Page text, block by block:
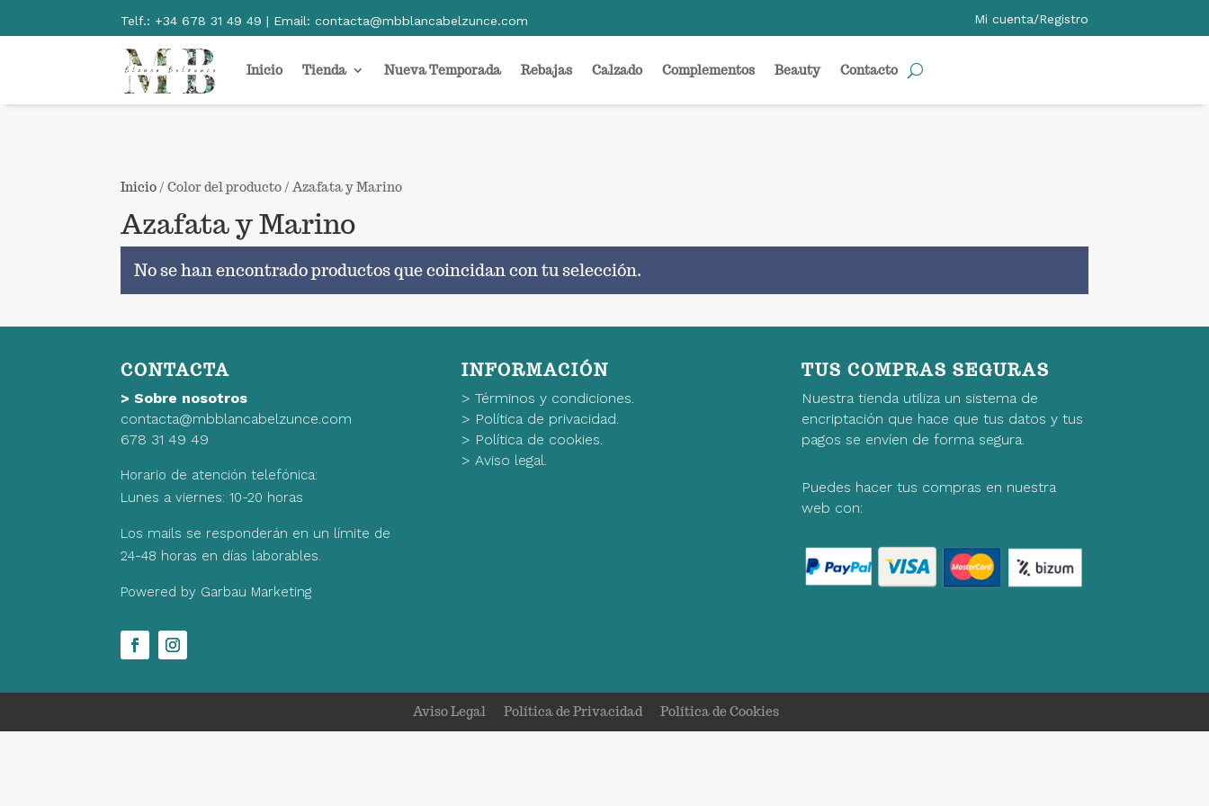
Telf.: +34 678 31 49 49 | Email:contacta@mbblancabelzunce.com Mi cuenta/Registro
Inicio Tienda Nueva Temporada Rebajas Calzado Complementos Beauty Contacto
Inicio / Color del producto / Azafata y Marino
Azafata y Marino
No se han encontrado productos que coincidan con tu selección.
CONTACTA
>Sobre nosotros
contacta@mbblancabelzunce.com
678 31 49 49
Horario de atención telefónica:
Lunes a viernes: 10-20 horas
Los mails se responderán en un límite de
24-48 horas en días laborables.
Powered by Garbau Marketing
INFORMACIÓN
> Términos y condiciones.
> Política de privacidad.
> Política de cookies.
> Aviso legal.
TUS COMPRAS SEGURAS
Nuestra tienda utiliza un sistema de
encriptación que hace que tus datos y tus
pagos se envíen de forma segura.
Puedes hacer tus compras en nuestra
web con:
Aviso Legal Política de Privacidad Política de Cookies